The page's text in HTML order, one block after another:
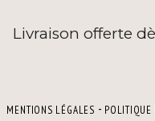
Livraison offerte
MENTIONS LÉGALES POLITIQUE